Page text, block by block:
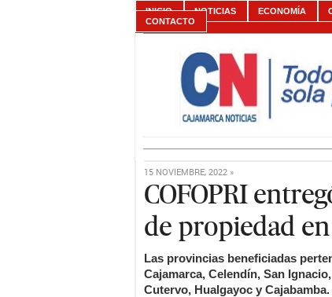
INICIO NOTICIAS ECONOMÍA
CONTACTO
15 NOVIEMBRE, 2022 »
COFOPRI
de propiedad
Las provincias beneficiadas
Cajamarca, Celendín, San
Cutervo, Hualgayoc y Cajabamba.